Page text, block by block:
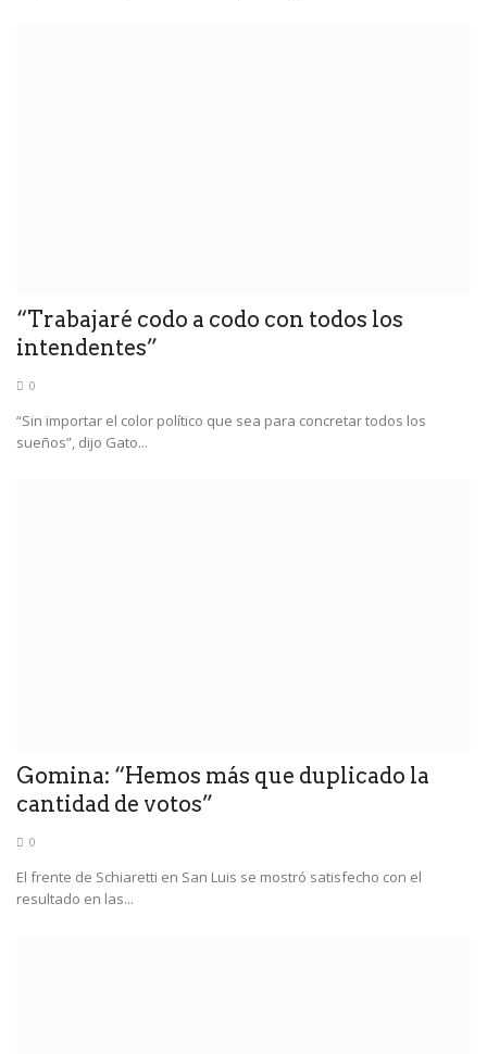
“Trabajaré codo a codo con todos los
intendentes”
0
“Sin importar el color político que sea para concretar todos los
sueños”, dijo Gato...
Gomina: “Hemos más que duplicado la
cantidad de votos”
0
El frente de Schiaretti en San Luis se mostró satisfecho con el
resultado en las...